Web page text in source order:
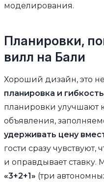
моделирования.
Планировки,
вилл на Бали
Хороший дизайн, это
планировка и гибкость
планировки улучшают
объявления,
удерживать цену
гости сразу чувствуют,
и оправдывает
«3+2+1» (три